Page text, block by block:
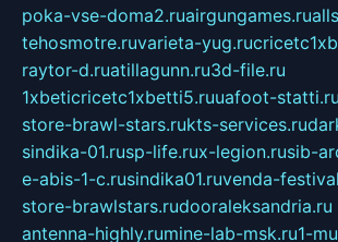
poka-vse-doma2.ruairgungames.ru
tehosmotre.ruvarieta-yug.ru
raytor-d.ruatillagunn.ru3d-file.ru
1xbeticricetc1xbetti5.ruuafoot-statti.ru
store-brawl-stars.rukts-services.ru
sindika-01.rusp-life.rux-legion.rusib-
e-abis-1-c.rusindika01.ruvenda-
store-brawlstars.rudooraleksandria.ru
antenna-highly.rumine-lab-msk.ru1-